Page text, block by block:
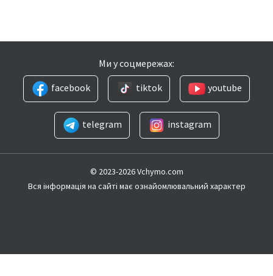
Ми у соцмережах:
facebook
tiktok youtube
telegram instagram
© 2023-2026 Vchymo.com
Вся інформація на сайті має ознайомлювальний характер